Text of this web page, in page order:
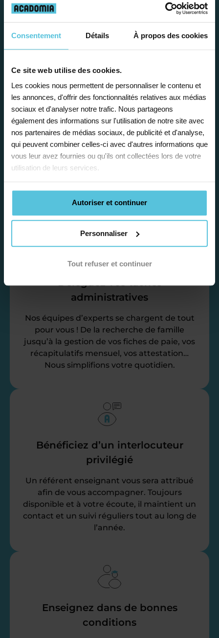
Consentement Détails À propos des cookies
Ce site web utilise des cookies.
Les cookies nous permettent de personnaliser le contenu et
les annonces, d'offrir des fonctionnalités relatives aux médias
sociaux et d'analyser notre trafic. Nous partageons
également des informations sur l'utilisation de notre site avec
nos partenaires de médias sociaux, de publicité et d'analyse,
qui peuvent combiner celles-ci avec d'autres informations que
vous leur avez fournies ou qu'ils ont collectées lors de votre
utilisation de leurs services.
Autoriser et continuer
Personnaliser
Tout refuser et continuer
Travailler chez Acadomia
présente de nombreux
Enseignez près de chez vous, selon
vos horaires
Afin de garantir le meilleur
emploi du temps en fonction de votre profil,
vos disponibilités et votre flexibilité.
Déléguez vos tâches
administratives
Nos équipes d’experts se chargent de tout
pour vous ! De la recherche de famille
jusqu’à la gestion de vos fiches de paie, vos
récapitulatifs mensuel, vos attestation…
Nous simplifions votre quotidien.
Bénéficiez d’un interlocuteur
privilégié
Un référent enseignant vous sera attribué
afin de vous accompagner. Toujours
disponible et à votre écoute, il maintient un
contact et un suivi réguliers tout au long de
l’année.
Enseignez dans de bonnes
conditions